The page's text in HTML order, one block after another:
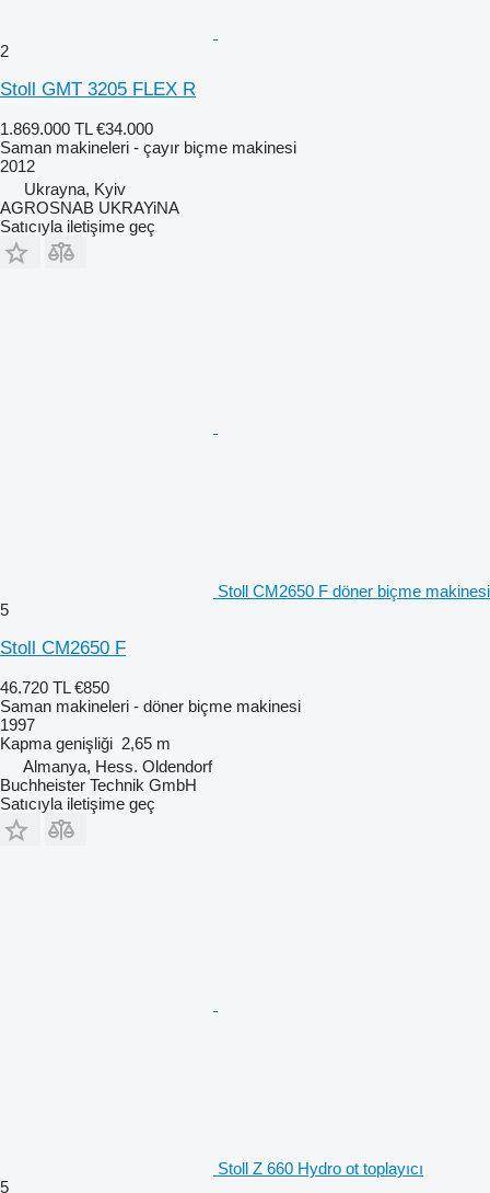
2
Stoll GMT 3205 FLEX R
1.869.000 TL €34.000
Saman makineleri - çayır biçme makinesi
2012
Ukrayna, Kyiv
AGROSNAB UKRAYiNA
Satıcıyla iletişime geç
Stoll CM2650 F döner biçme makinesi
5
Stoll CM2650 F
46.720 TL €850
Saman makineleri - döner biçme makinesi
1997
Kapma genişliği 2,65 m
Almanya, Hess. Oldendorf
Buchheister Technik GmbH
Satıcıyla iletişime geç
Stoll Z 660 Hydro ot toplayıcı
5